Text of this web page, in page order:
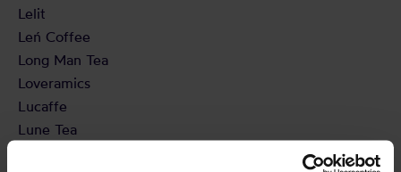
Lelit
Leń Coffee
Long Man Tea
Loveramics
Lucaffe
Lune Tea